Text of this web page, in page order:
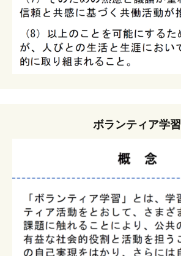
ボランティア学習